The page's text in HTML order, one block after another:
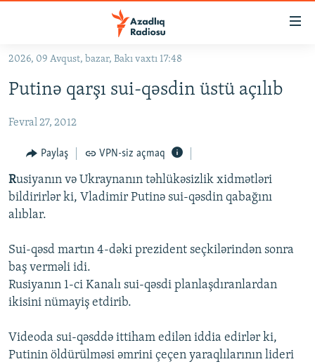
Əsas
qayıt
naviqasiyaya
Axtarışa
keç
KORRUPSIOMETR
#ƏSLINDƏ
FƏRQƏ BAX
QANUNI DOĞRU
MULTIMEDIA
FOTOQALEREYA
KARIKATURA
RADIO ARXIV
OXU ZALI
İSLAM VƏ DEMOKRATIYA
HAQQIMIZDA
PEŞƏ ETIKASI VƏ JURNALISTIKA STANDARTLARIMIZ
BIZI IZLƏ
2026, 09 Avqust, bazar, Bakı vaxtı 17:48
Putinə qarşı sui-qəsdin üstü açılıb
Fevral 27, 2012
Paylaş VPN-siz açmaq
Rusiyanın və Ukraynanın təhlükəsizlik xidmətləri
bildirirlər ki, Vladimir Putinə sui-qəsdin qabağını
alıblar.
Sui-qəsd martın 4-dəki prezident seçkilərindən sonra
baş verməli idi.
Rusiyanın 1-ci Kanalı sui-qəsdi planlaşdıranlardan
ikisini nümayiş etdirib.
Videoda sui-qəsddə ittiham edilən iddia edirlər ki,
Putinin öldürülməsi əmrini çeçen yaraqlılarının lideri